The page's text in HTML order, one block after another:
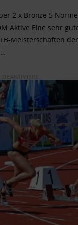
2 x Bronze 5
Aktive Eine sehr
Meisterschaften
SLB-
AKTIVE/U18
14
MEDAILLEN